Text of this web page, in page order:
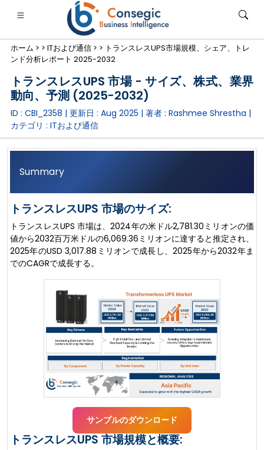
・金融・保険• 消費財 • エネルギーと電力• 食品・飲料
• ケーススタディ
ホーム > > ITおよび通信 > > トランスレスUPS市場規模、シェア、トレ
ンド分析レポート 2025-2032
トランスレスUPS 市場 - サイズ、株式、業界
動向、予測 (2025-2032)
ID : CBI_2358 | 更新日 : Aug 2025 | 著者 : Rashmee Shrestha |
カテゴリ : ITおよび通信
Summary
トランスレスUPS 市場のサイズ:
トランスレスUPS 市場は、2024年の米ドル2,781.30ミリオンの価
値から2032百万米ドルの6,069.36ミリオンに達すると推定され、
2025年のUSD 3,017.88ミリオンで成長し、2025年から2032年ま
でのCAGRで成長する。
サンプルのダウンロード
トランスレスUPS 市場規模と概要: